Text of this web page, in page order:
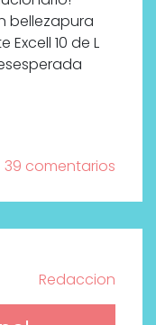
bellezapura
10 de L
39 comentarios
Redaccion